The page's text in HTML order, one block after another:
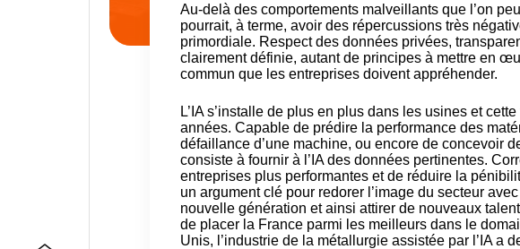
Au-delà des comportements malveillants que l’on
pourrait, à terme, avoir des répercussions très
primordiale. Respect des données privées,
clairement définie, autant de principes à mettre en
commun que les entreprises doivent appréhender.
L’IA s’installe de plus en plus dans les usines et
années. Capable de prédire la performance des
défaillance d’une machine, ou encore de concevoir
consiste à fournir à l’IA des données pertinentes.
entreprises plus performantes et de réduire la
un argument clé pour redorer l’image du secteur
nouvelle génération et ainsi attirer de nouveaux
de placer la France parmi les meilleurs dans le
Unis, l’industrie de la métallurgie assistée par l’IA a